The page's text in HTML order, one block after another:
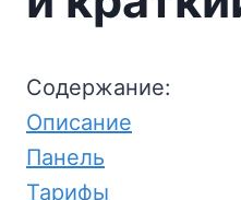
Содержание:
Описание
Панель
Тарифы